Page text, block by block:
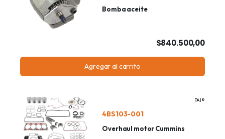
Bomba aceite
$840.500,00
Agregar al carrito
PAI®
4BS103-001
Overhaul motor Cummins